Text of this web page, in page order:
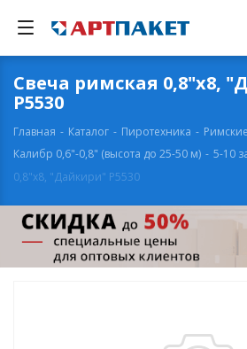
Свеча римская 0,8"х8,
Р5530
Главная - Каталог - Пиротехника -
Калибр 0,6"-0,8" (высота до 25-50 м) - 5-10
0,8"х8, "Дайкири" Р5530